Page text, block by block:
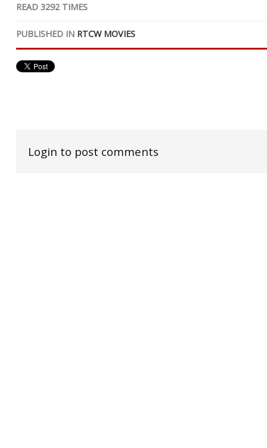
READ 3292TIMES
PUBLISHED IN RTCW MOVIES
Login to post comments